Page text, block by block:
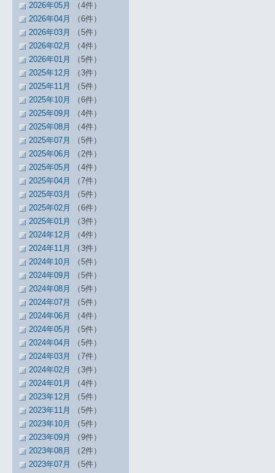
2026年05月
（4件）
2026年04月
（6件）
2026年03月
（5件）
2026年02月
（4件）
2026年01月
（5件）
2025年12月
（3件）
2025年11月
（5件）
2025年10月
（6件）
2025年09月
（4件）
2025年08月
（4件）
2025年07月
（5件）
2025年06月
（2件）
2025年05月
（4件）
2025年04月
（7件）
2025年03月
（5件）
2025年02月
（6件）
2025年01月
（3件）
2024年12月
（4件）
2024年11月
（3件）
2024年10月
（5件）
2024年09月
（5件）
2024年08月
（5件）
2024年07月
（5件）
2024年06月
（4件）
2024年05月
（5件）
2024年04月
（5件）
2024年03月
（7件）
2024年02月
（3件）
2024年01月
（4件）
2023年12月
（5件）
2023年11月
（5件）
2023年10月
（5件）
2023年09月
（9件）
2023年08月
（2件）
2023年07月
（5件）